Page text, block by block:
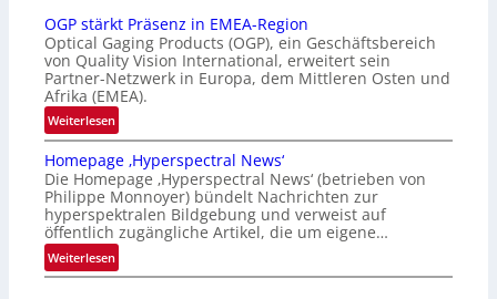
t
i
o
n
l
V
i
s
i
o
n
l
a
n
d
o
b
e
t
e
i
i
g
OGP stärkt Präsenz in EMEA-Region
Optical Gaging Products (OGP), ein Geschäftsbereich
von Quality Vision International, erweitert sein
Partner-Netzwerk in Europa, dem Mittleren Osten und
Afrika (EMEA).
Weiterlesen:
O
G
P
s
t
ä
r
Homepage ‚Hyperspectral News‘
Die Homepage ‚Hyperspectral News‘ (betrieben von
Philippe Monnoyer) bündelt Nachrichten zur
hyperspektralen Bildgebung und verweist auf
öffentlich zugängliche Artikel, die um eigene…
Weiterlesen:
H